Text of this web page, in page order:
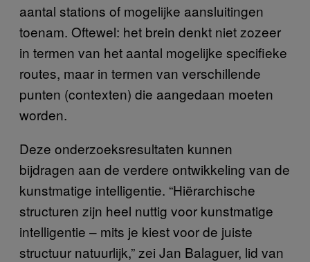
aantal stations of mogelijke aansluitingen
toenam. Oftewel: het brein denkt niet zozeer
in termen van het aantal mogelijke specifieke
routes, maar in termen van verschillende
punten (contexten) die aangedaan moeten
worden.
Deze onderzoeksresultaten kunnen
bijdragen aan de verdere ontwikkeling van de
kunstmatige intelligentie. “Hiërarchische
structuren zijn heel nuttig voor kunstmatige
intelligentie – mits je kiest voor de juiste
structuur natuurlijk,” zei Jan Balaguer, lid van